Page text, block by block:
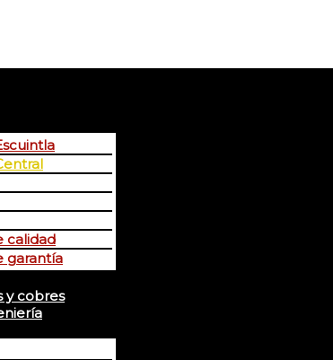
calidad
garantía
y cobres
12 Ciudad de Guatemala,